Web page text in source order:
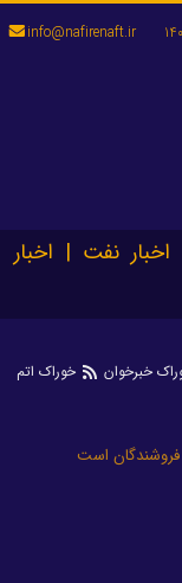
info@nafirenaft.ir
نفت | اخبار
خبرخوان خوراک اتم
فروشندگان است